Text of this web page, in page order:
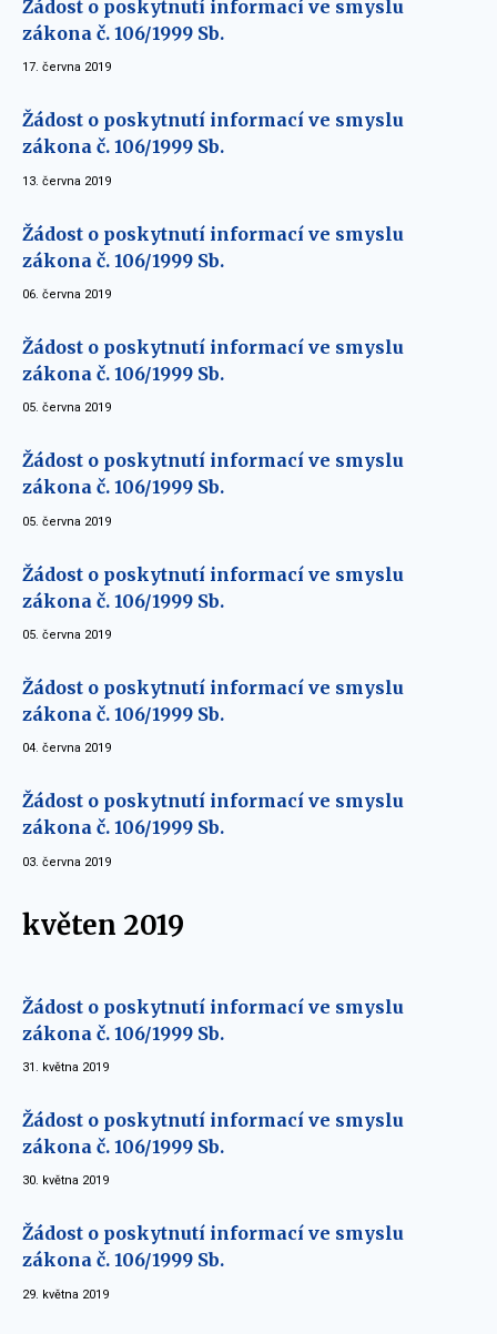
Žádost o poskytnutí informací ve smyslu
zákona č. 106/1999 Sb.
17. června 2019
Žádost o poskytnutí informací ve smyslu
zákona č. 106/1999 Sb.
13. června 2019
Žádost o poskytnutí informací ve smyslu
zákona č. 106/1999 Sb.
06. června 2019
Žádost o poskytnutí informací ve smyslu
zákona č. 106/1999 Sb.
05. června 2019
Žádost o poskytnutí informací ve smyslu
zákona č. 106/1999 Sb.
05. června 2019
Žádost o poskytnutí informací ve smyslu
zákona č. 106/1999 Sb.
05. června 2019
Žádost o poskytnutí informací ve smyslu
zákona č. 106/1999 Sb.
04. června 2019
Žádost o poskytnutí informací ve smyslu
zákona č. 106/1999 Sb.
03. června 2019
květen 2019
Žádost o poskytnutí informací ve smyslu
zákona č. 106/1999 Sb.
31. května 2019
Žádost o poskytnutí informací ve smyslu
zákona č. 106/1999 Sb.
30. května 2019
Žádost o poskytnutí informací ve smyslu
zákona č. 106/1999 Sb.
29. května 2019